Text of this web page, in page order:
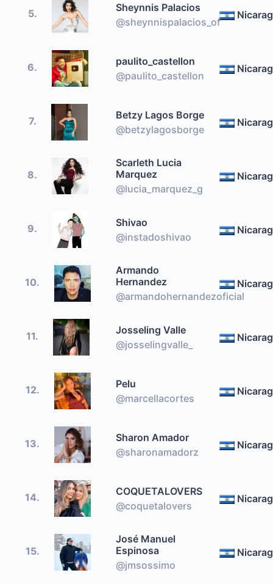
5.
Sheynnis Palacios
@sheynnispalacios_of
6.
paulito_castellon
@paulito_castellon
7.
Betzy Lagos Borge
@betzylagosborge
8.
Scarleth Lucia
Marquez
@lucia_marquez_g
9.
Shivao
@instadoshivao
10.
Armando
Hernandez
@armandohernandezoficial
11.
Josseling Valle
@josselingvalle_
12.
Pelu
@marcellacortes
13.
Sharon Amador
@sharonamadorz
14.
COQUETALOVERS
@coquetalovers
15.
José Manuel
Espinosa
@jmsossimo